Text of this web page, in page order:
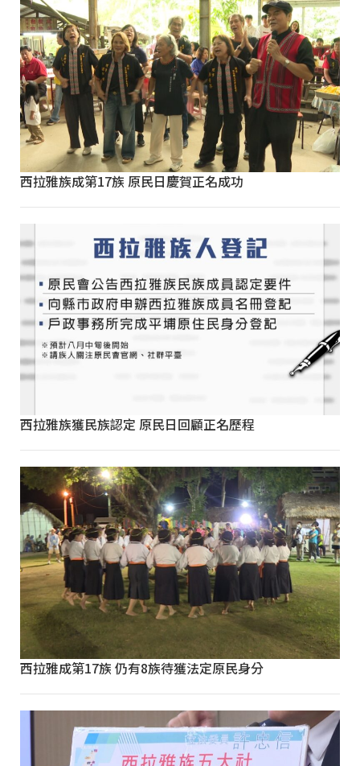
西拉雅族成第17族 原民日慶賀正名成功
西拉雅族獲民族認定 原民日回顧正名歷程
西拉雅成第17族 仍有8族待獲法定原民身分